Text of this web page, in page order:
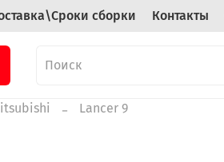
сборки Контакты
Lancer 9